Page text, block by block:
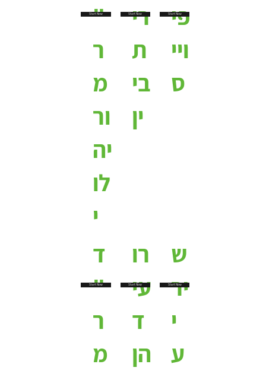
"
ר
מ
ור
יה
לו
י
Start Now
רי
ת
בי
ין
Start Now
פי
ויי
ס
Start Now
ד
"
ר
מ
Start Now
רו
עי
ד
הן
Start Now
ש
יר
י
ע
Start Now